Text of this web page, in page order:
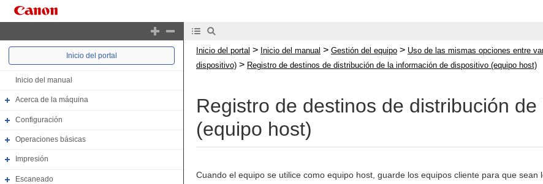
Inicio del portal
Inicio del manual
Acerca de la máquina
Configuración
Operaciones básicas
Impresión
Escaneado
Inicio del portal > Inicio del manual > Gestión del equipo > Uso de las mismas opciones entre
dispositivo) > Registro de destinos de distribución de la información de dispositivo (equipo host)
Registro de destinos de distribución
(equipo host)
Cuando el equipo se utilice como equipo host, guarde los equipos cliente para que